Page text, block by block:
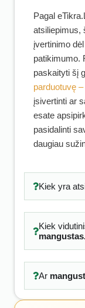
Pagal
atsiliepimus,
įvertinimo dėl
patikimumo.
paskaityti šį
parduotuvę
įsivertinti ar
esate
pasidalinti
daugiau
Kiek yra
Kiek
Ar